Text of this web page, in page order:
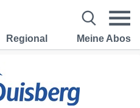
Regional Meine Abos